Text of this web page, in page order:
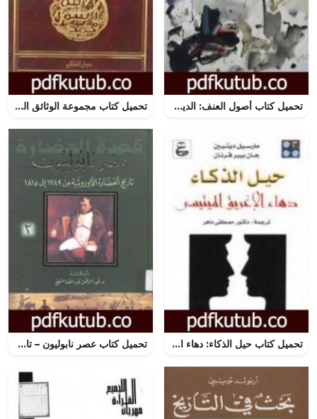
تحميل كتاب أصول العنف: الدين، والتاريخ، والإبادة PDF تأليف جون دوكر مجانا [كامل] تحميل كتاب مجموعة الوثائق السياسية للعهد النبوى والخلافة الراشدة PDF تأليف محمد حميد الله مجانا [كامل]
تحميل كتاب حيل الذكاء: دهاء الإغريق الميتيسي PDF تأليف مارسيل ديتيين مجانا [كامل] تحميل كتاب عصر نابوليون – تاريخ الحضارة الأوروبية من 1789 إلى 1815 – الجزء الثالث PDF تأليف ول ديورانت مجانا [كامل]